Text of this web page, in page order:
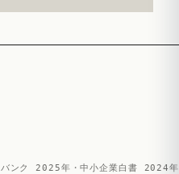
バンク 2025年・中小企業白書 2024年